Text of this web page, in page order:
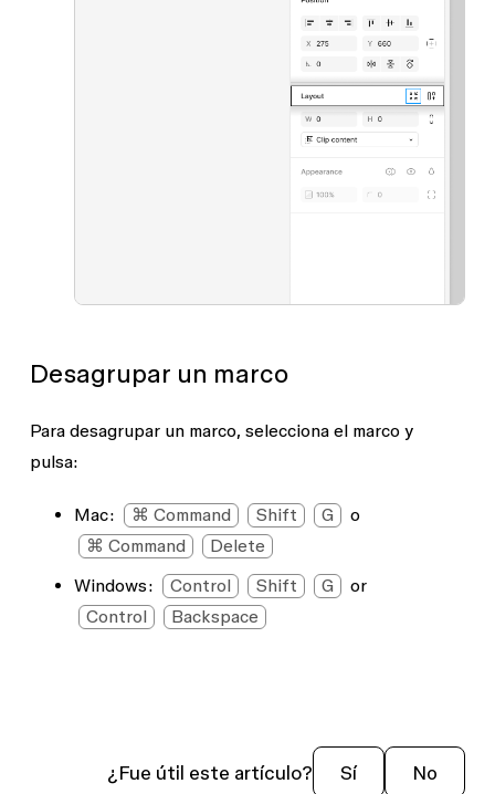
Desagrupar un marco
Para desagrupar un marco, selecciona el marco y
pulsa:
Mac: ⌘ Command Shift G
o
⌘ Command
Delete
Windows:
Control Shift G
or
Control
Backspace
¿Fue útil este artículo? Sí No